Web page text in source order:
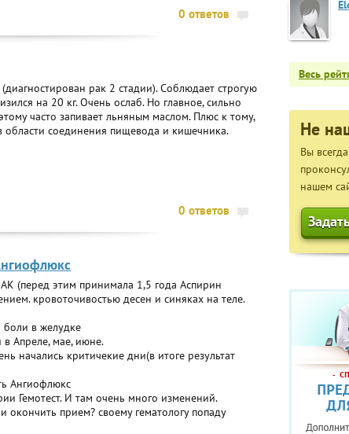
0 ответов
рак 2 стадии). Соблюдает строгую
на 20 кг. Очень ослаб. Но главное, сильно
часто запивает льняным маслом. Плюс к тому,
области соединения пищевода и кишечника.
0 ответов
(перед этим принимала 1,5 года Аспирин
кровоточивостью десен и синяках на теле.
боли в желудке
в Апреле, мае, июне.
начались критичекие дни(в итоге результат
Ангиофлюкс
Гемотест. И там очень много изменений.
прием? своему гематологу попаду
Весь
Не
Вы
нашем